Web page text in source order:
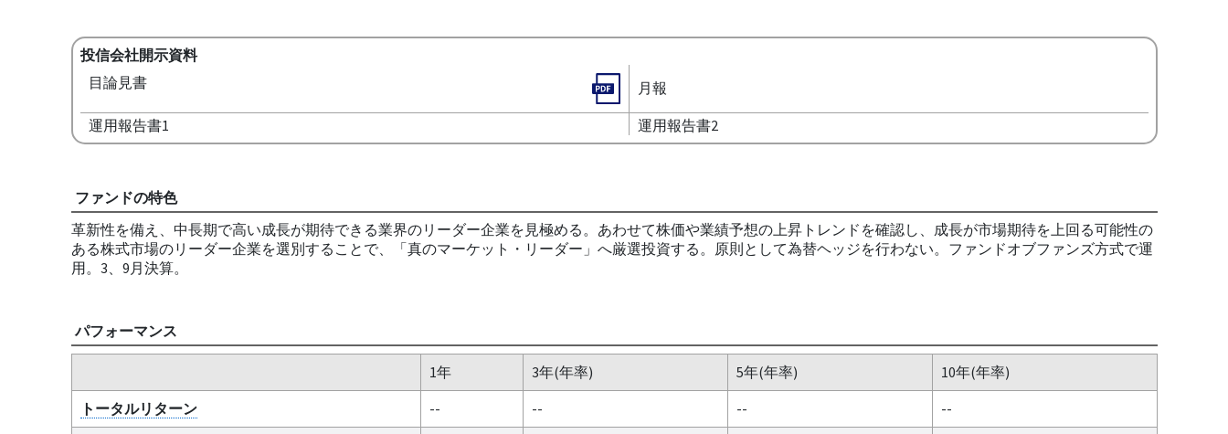
投信会社開示資料
目論見書
月報
運用報告書1 運用報告書2
ファンドの特色
革新性を備え、中長期で高い成長が期待できる業界のリーダー企業を見極める。あわせて株価や業績予想の上昇トレンドを確認し、成長が市場期待を上回る可能性の
ある株式市場のリーダー企業を選別することで、「真のマーケット・リーダー」へ厳選投資する。原則として為替ヘッジを行わない。ファンドオブファンズ方式で運
用。3、9月決算。
パフォーマンス
1年 3年(年率) 5年(年率)
10年(年率)
トータルリターン
-- -- --
--